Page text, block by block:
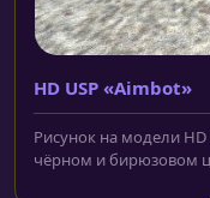
HD USP «Aimbot»
Рисунок на модели
чёрном и бирюзовом